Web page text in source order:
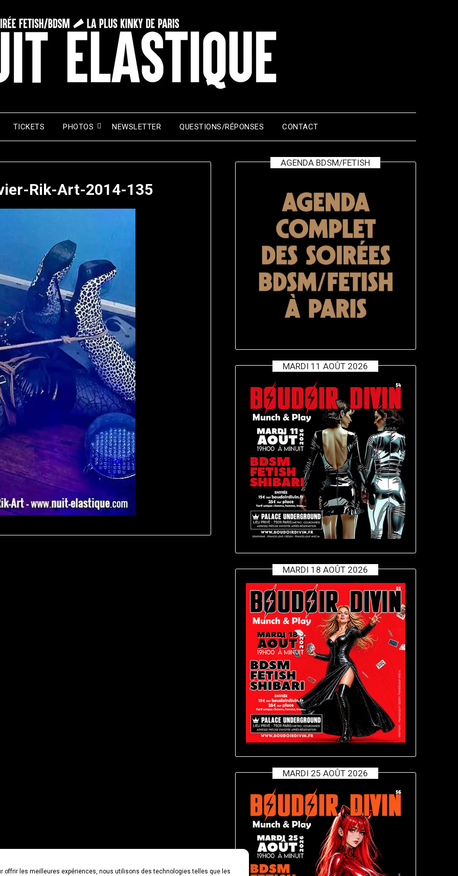
offrir les meilleures expériences, nous utilisons des technologies telles que les
TICKETS PHOTOS NEWSLETTER QUESTIONS/RÉPONSES CONTACT
Rik-Art-2014-135
AGENDA BDSM/FETISH
MARDI 11 AOÛT 2026
MARDI 18 AOÛT 2026
MARDI 25 AOÛT 2026